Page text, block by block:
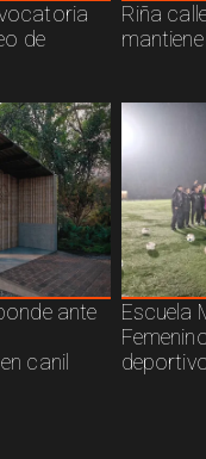
de
Riña
ante
canil
Escuela